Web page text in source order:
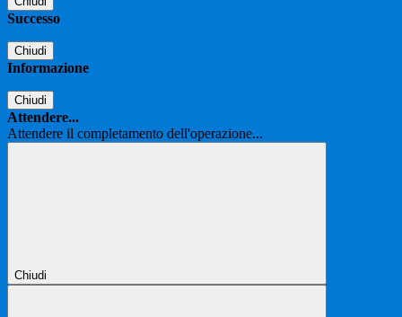
Successo
Chiudi
Informazione
Chiudi
Attendere...
Attendere il completamento dell'operazione...
Chiudi